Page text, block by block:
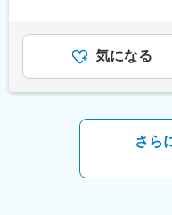
マネージャーを目指す
■キャリアパス：
2028年3月までに国内
の機会が豊富です。
・1年目：新店立ち上
・2年目：マネージャ
・3年目：チーフマネ
さらに社内公募に挑
施設運営における全
◇連携先の開拓
└病院や居宅介護支援
拓
く数字軸
を中核にしたマネジメ
◇イノベーティブな企
の強化
収：50万×14回支給※
実績：年2回（1回支
であり、選考を通じ
定手当を含めた表記で
気になる
さら